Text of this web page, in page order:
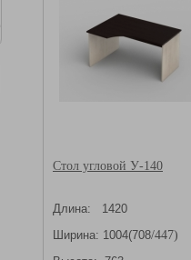
Стол угловой У-140
Длина: 1420
Ширина: 1004(708/447)